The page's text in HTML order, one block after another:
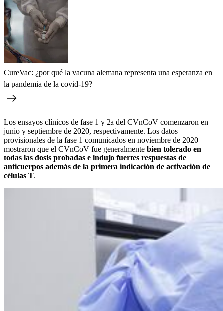
CureVac: ¿por qué la vacuna alemana representa una esperanza en
la pandemia de la covid-19?
Los ensayos clínicos de fase 1 y 2a del CVnCoV comenzaron en
junio y septiembre de 2020, respectivamente. Los datos
provisionales de la fase 1 comunicados en noviembre de 2020
mostraron que el CVnCoV fue generalmente bien tolerado en
todas las dosis probadas e indujo fuertes respuestas de
anticuerpos además de la primera indicación de activación de
células T.